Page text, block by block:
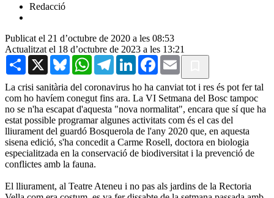
Redacció
Publicat el 21 d’octubre de 2020 a les 08:53
Actualitzat el 18 d’octubre de 2023 a les 13:21
Share X BlueskyWhatsAppTelegramLinkedInFacebook
Email
La crisi sanitària del coronavirus ho ha canviat tot i res és pot fer tal
com ho havíem conegut fins ara. La VI Setmana del Bosc tampoc
no se n'ha escapat d'aquesta "nova normalitat", encara que sí que ha
estat possible programar algunes activitats com és el cas del
lliurament del guardó Bosquerola de l'any 2020 que, en aquesta
sisena edició, s'ha concedit a Carme Rosell, doctora en biologia
especialitzada en la conservació de biodiversitat i la prevenció de
conflictes amb la fauna.
El lliurament, al Teatre Ateneu i no pas als jardins de la Rectoria